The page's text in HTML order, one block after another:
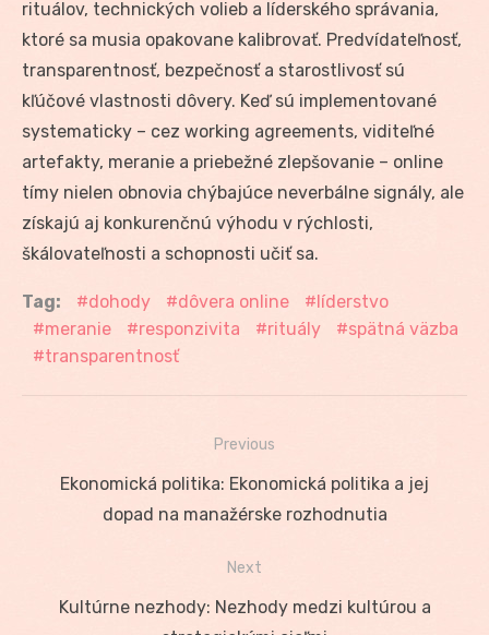
rituálov, technických volieb a líderského správania,
ktoré sa musia opakovane kalibrovať. Predvídateľnosť,
transparentnosť, bezpečnosť a starostlivosť sú
kľúčové vlastnosti dôvery. Keď sú implementované
systematicky – cez working agreements, viditeľné
artefakty, meranie a priebežné zlepšovanie – online
tímy nielen obnovia chýbajúce neverbálne signály, ale
získajú aj konkurenčnú výhodu v rýchlosti,
škálovateľnosti a schopnosti učiť sa.
Tag: dohody dôvera online
líderstvo
meranie
responzivita rituály
spätná väzba
transparentnosť
Navigácia
Previous
Previous
Ekonomická politika: Ekonomická politika a jej
dopad na manažérske rozhodnutia
Next
NextKultúrne nezhody: Nezhody medzi kultúrou a